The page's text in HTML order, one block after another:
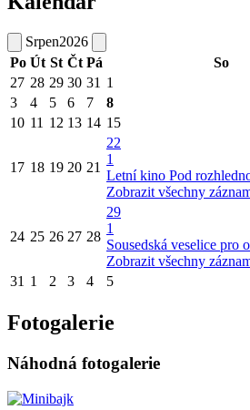
Srpen2026
Po Út St Čt Pá So
27 28 29 30 31 1
3
4 5 6 7 8
10 11 12 13 14 15
17 18 19 20 21
22
1
Letní kino Pod
Zobrazit všechny
24 25 26 27 28
29
1
Sousedská veselice pro
Zobrazit všechny
31 1 2 3 4 5
Fotogalerie
Náhodná fotogalerie